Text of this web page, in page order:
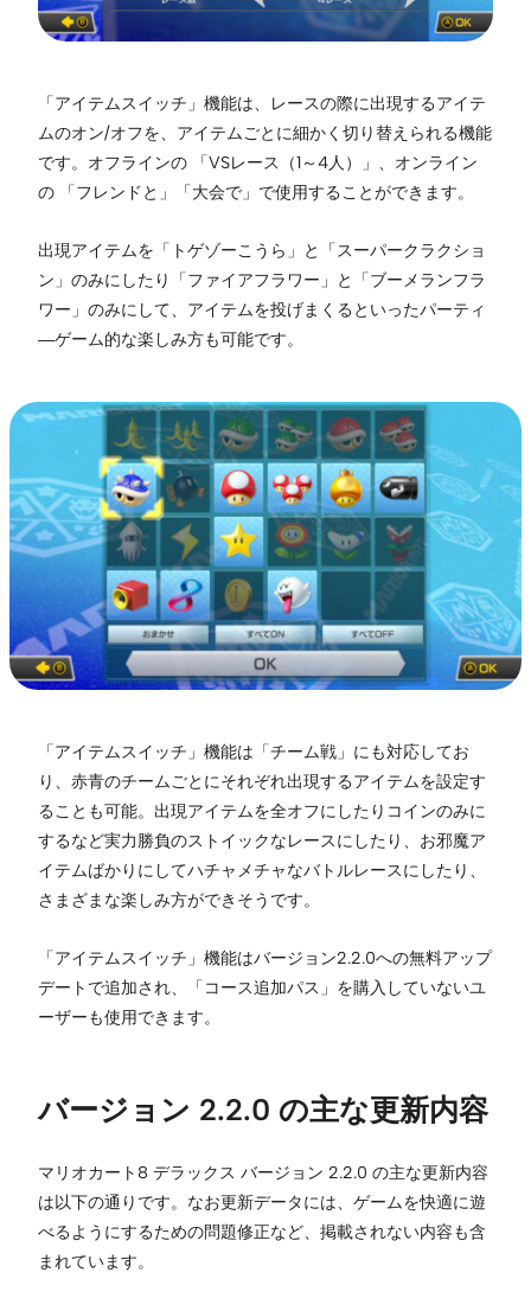
「アイテムスイッチ」機能は、レースの際に出現するアイテ
ムのオン/オフを、アイテムごとに細かく切り替えられる機能
です。オフラインの 「VSレース（1～4人）」、オンライン
の 「フレンドと」「大会で」で使用することができます。
出現アイテムを「トゲゾーこうら」と「スーパークラクショ
ン」のみにしたり「ファイアフラワー」と「ブーメランフラ
ワー」のみにして、アイテムを投げまくるといったパーティ
―ゲーム的な楽しみ方も可能です。
「アイテムスイッチ」機能は「チーム戦」にも対応してお
り、赤青のチームごとにそれぞれ出現するアイテムを設定す
ることも可能。出現アイテムを全オフにしたりコインのみに
するなど実力勝負のストイックなレースにしたり、お邪魔ア
イテムばかりにしてハチャメチャなバトルレースにしたり、
さまざまな楽しみ方ができそうです。
「アイテムスイッチ」機能はバージョン2.2.0への無料アップ
デートで追加され、「コース追加パス」を購入していないユ
ーザーも使用できます。
バージョン 2.2.0 の主な更新内容
マリオカート8 デラックス バージョン 2.2.0 の主な更新内容
は以下の通りです。なお更新データには、ゲームを快適に遊
べるようにするための問題修正など、掲載されない内容も含
まれています。